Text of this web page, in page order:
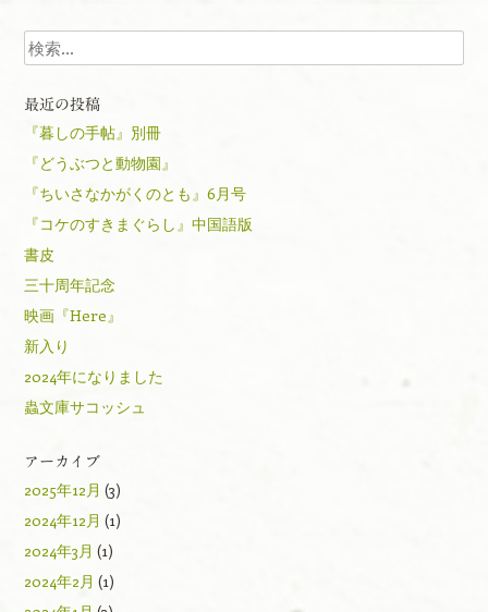
検索
最近の投稿
『暮しの手帖』別冊
『どうぶつと動物園』
『ちいさなかがくのとも』6月号
『コケのすきまぐらし』中国語版
書皮
三十周年記念
映画『Here』
新入り
2024年になりました
蟲文庫サコッシュ
アーカイブ
2025年12月 (3)
2024年12月 (1)
2024年3月 (1)
2024年2月 (1)